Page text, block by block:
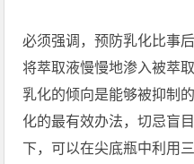
必须强调，预防乳化比事
将萃取液慢慢地渗入被萃
乳化的倾向是能够被抑制
化的最有效办法，切忌盲
下，可以在尖底瓶中利用